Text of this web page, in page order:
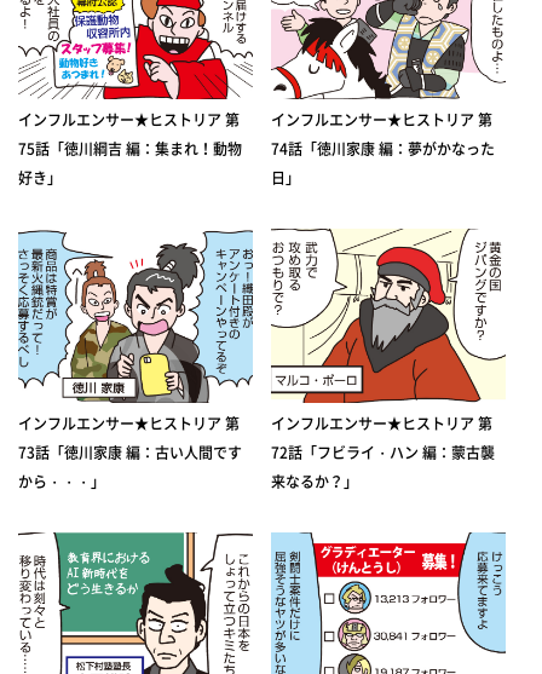
インフルエンサー★ヒストリア 第
75話「徳川綱吉 編：集まれ！動物
好き」
インフルエンサー★ヒストリア 第
74話「徳川家康 編：夢がかなった
日」
インフルエンサー★ヒストリア 第
73話「徳川家康 編：古い人間です
から・・・」
インフルエンサー★ヒストリア 第
72話「フビライ・ハン 編：蒙古襲
来なるか？」